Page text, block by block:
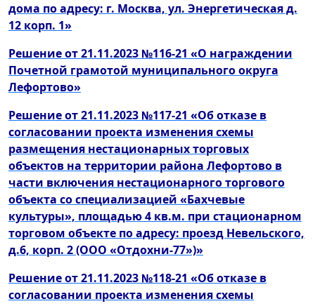
дома по адресу: г. Москва, ул. Энергетическая д.
12 корп. 1»
Решение от 21.11.2023 №116-21 «О награждении
Почетной грамотой муниципального округа
Лефортово»
Решение от 21.11.2023 №117-21 «Об отказе в
согласовании проекта изменения схемы
размещения нестационарных торговых
объектов на территории района Лефортово в
части включения нестационарного торгового
объекта со специализацией «Бахчевые
культуры», площадью 4 кв.м. при стационарном
торговом объекте по адресу: проезд Невельского,
д.6, корп. 2 (ООО «Отдохни-77»)»
Решение от 21.11.2023 №118-21 «Об отказе в
согласовании проекта изменения схемы